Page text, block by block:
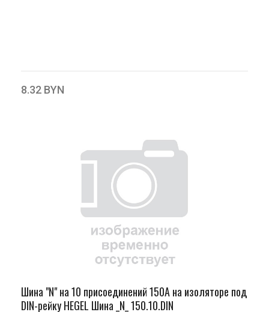
8.32 BYN
Шина "N" на 10 присоединений 150А на изоляторе под
DIN-рейку HEGEL Шина _N_ 150.10.DIN